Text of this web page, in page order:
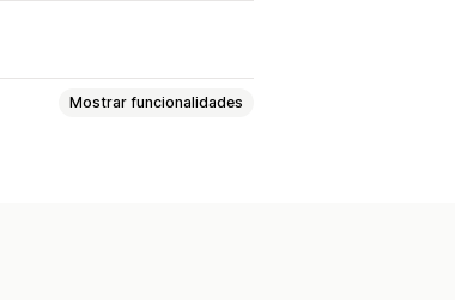
Mostrar funcionalidades